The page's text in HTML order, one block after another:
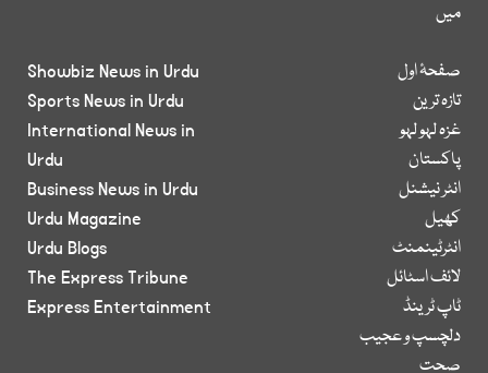
میں
صفحۂ اول
تازہ ترین
غزہ لہو لہو
پاکستان
انٹر نیشنل
کھیل
انٹرٹینمنٹ
لائف اسٹائل
ٹاپ ٹرینڈ
دلچسپ و عجیب
صحت
Showbiz News in Urdu
Sports News in Urdu
International News in
Urdu
Business News in Urdu
Urdu Magazine
Urdu Blogs
The Express Tribune
Express Entertainment